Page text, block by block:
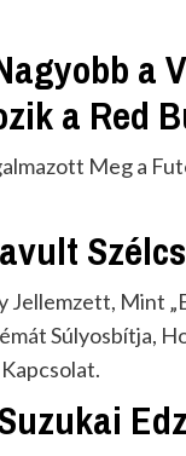
a
a Red
Meg a
Jellemzett, Mint
Súlyosbítja,